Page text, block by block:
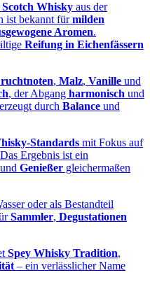
Whisky aus der
ist bekannt fürmilden
Aromen.
Reifung in Eichenfässern
, Malz, Vanille und
, der Abgang harmonisch und
durch Balance und
Standards mit Fokus auf
Ergebnis ist ein
und Genießer gleichermaßen
oder als Bestandteil
Sammler, Degustationen
Spey Whisky Tradition,
– ein verlässlicher Name